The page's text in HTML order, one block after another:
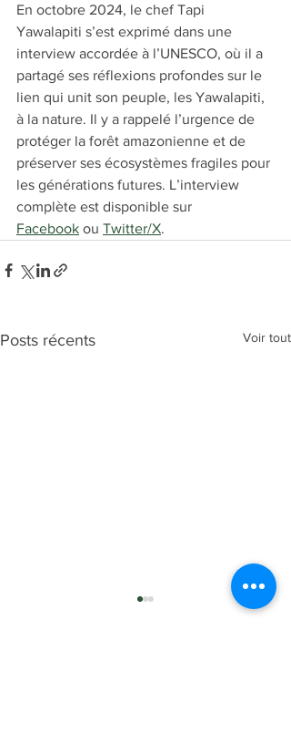
En octobre 2024, le chef Tapi
Yawalapiti s’est exprimé dans une
interview accordée à l’UNESCO, où il a
partagé ses réflexions profondes sur le
lien qui unit son peuple, les Yawalapiti,
à la nature. Il y a rappelé l’urgence de
protéger la forêt amazonienne et de
préserver ses écosystèmes fragiles pour
les générations futures. L’interview
complète est disponible sur
Facebook ou Twitter/X.
Posts récents Voir tout